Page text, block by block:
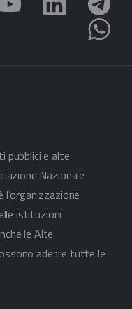
pubblici e alte
Nazionale
istituzioni
le Alte
aderire tutte le